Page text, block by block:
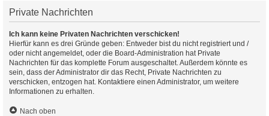
Private Nachrichten
Ich kann keine Privaten Nachrichten verschicken!
Hierfür kann es drei Gründe geben: Entweder bist du nicht registriert und /
oder nicht angemeldet, oder die Board-Administration hat Private
Nachrichten für das komplette Forum ausgeschaltet. Außerdem könnte es
sein, dass der Administrator dir das Recht, Private Nachrichten zu
verschicken, entzogen hat. Kontaktiere einen Administrator, um weitere
Informationen zu erhalten.
Nach oben